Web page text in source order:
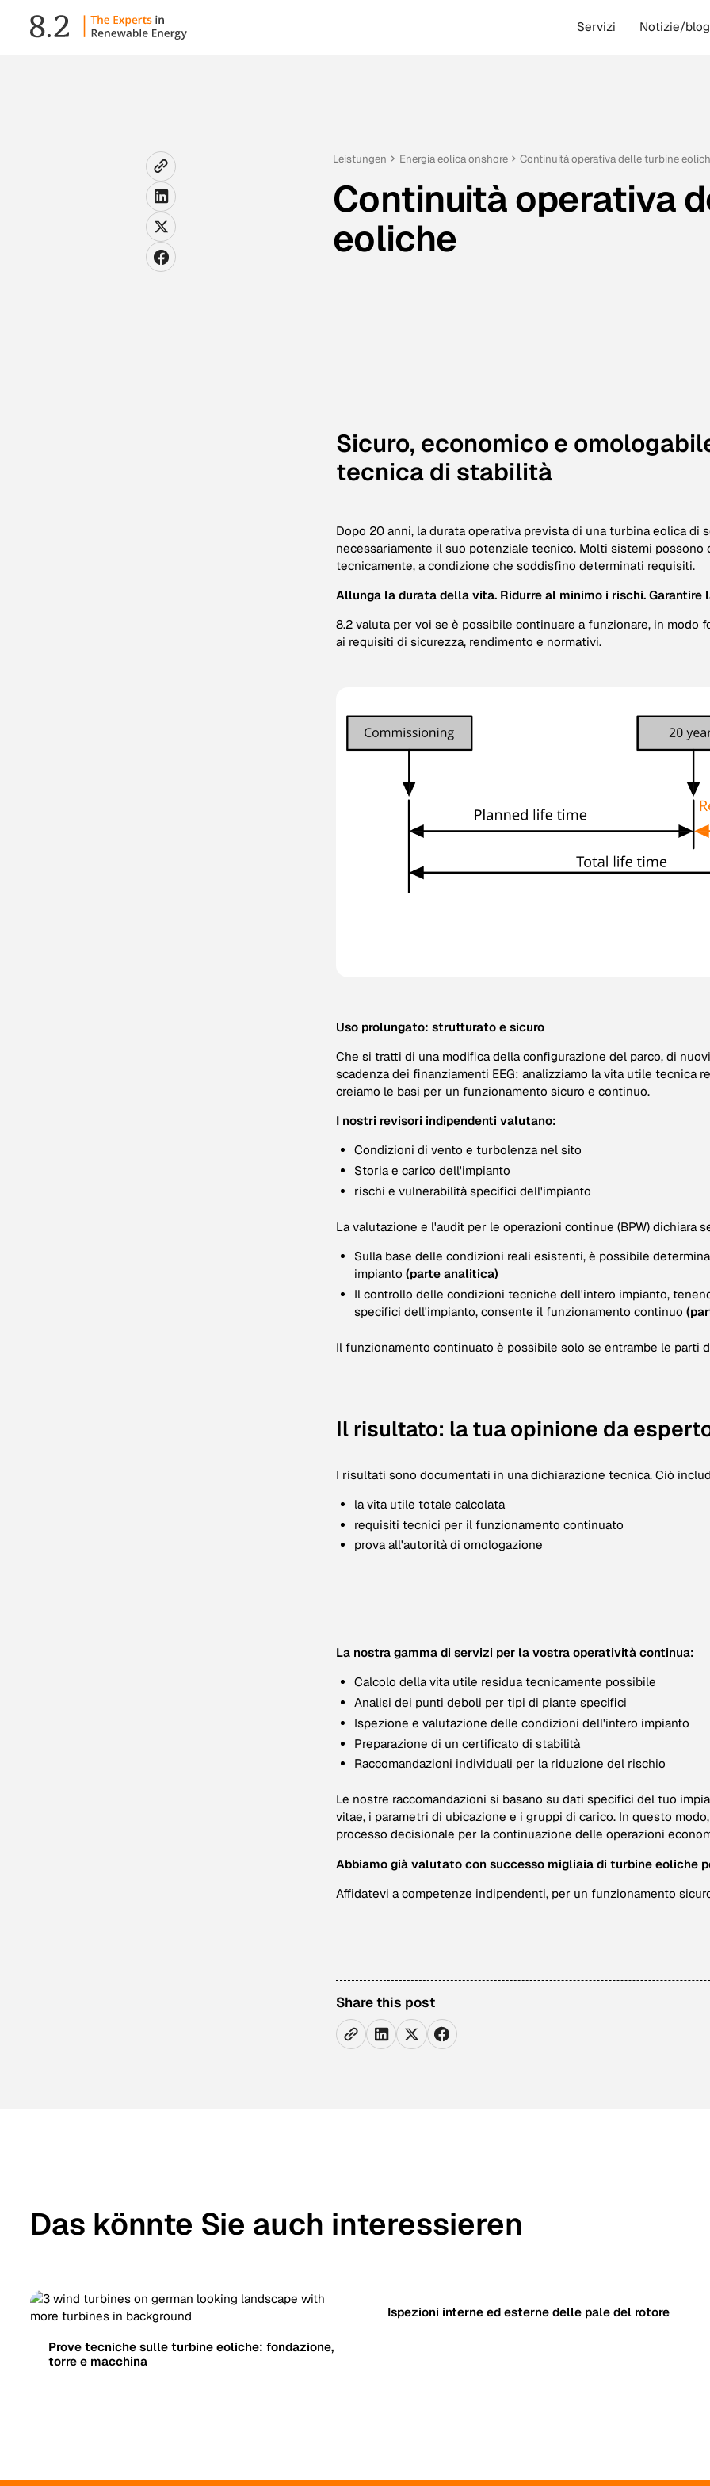
Servizi Notizie/blog
Leistungen Energia eolica onshore Continuità operativa delle turbine
Continuità operativa
eoliche
Sicuro, economico e
tecnica di stabilità
Dopo 20 anni, la durata operativa prevista di una turbina eolica di
necessariamente il suo potenziale tecnico. Molti sistemi possono
tecnicamente, a condizione che soddisfino determinati requisiti.
Allunga la durata della vita. Ridurre al minimo i rischi. Garantire
8.2 valuta per voi se è possibile continuare a funzionare, in modo
ai requisiti di sicurezza, rendimento e normativi.
Uso prolungato: strutturato e sicuro
Che si tratti di una modifica della configurazione del parco, di
scadenza dei finanziamenti EEG: analizziamo la vita utile tecnica
creiamo le basi per un funzionamento sicuro e continuo.
I nostri revisori indipendenti valutano:
Condizioni di vento e turbolenza nel sito
Storia e carico dell'impianto
rischi e vulnerabilità specifici dell'impianto
La valutazione e l'audit per le operazioni continue (BPW) dichiara
Sulla base delle condizioni reali esistenti, è possibile
impianto (parte analitica)
Il controllo delle condizioni tecniche dell'intero impianto,
specifici dell'impianto, consente il funzionamento continuo
Il funzionamento continuato è possibile solo se entrambe le parti
Il risultato: la tua opinione da
I risultati sono documentati in una dichiarazione tecnica. Ciò
la vita utile totale calcolata
requisiti tecnici per il funzionamento continuato
prova all'autorità di omologazione
La nostra gamma di servizi per la vostra operatività continua:
Calcolo della vita utile residua tecnicamente possibile
Analisi dei punti deboli per tipi di piante specifici
Ispezione e valutazione delle condizioni dell'intero impianto
Preparazione di un certificato di stabilità
Raccomandazioni individuali per la riduzione del rischio
Le nostre raccomandazioni si basano su dati specifici del tuo
vitae, i parametri di ubicazione e i gruppi di carico. In questo
processo decisionale per la continuazione delle operazioni
Abbiamo già valutato con successo migliaia di turbine eoliche
Affidatevi a competenze indipendenti, per un funzionamento
Share this post
Das könnte Sie auch interessieren
Prove tecniche sulle turbine eoliche: fondazione,
torre e macchina
Ispezioni interne ed esterne delle pale del rotore